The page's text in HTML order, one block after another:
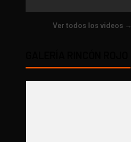
Ver todos los videos →